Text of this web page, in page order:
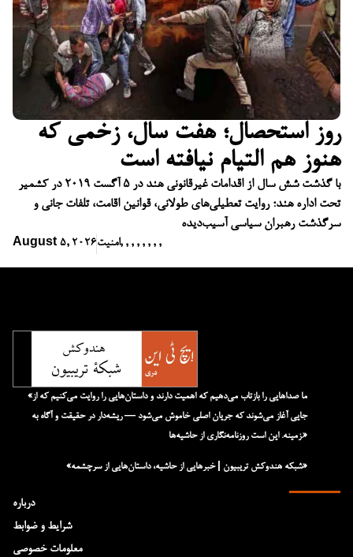
روز استحصال؛ هفت سال، زخمی که
هنوز هم التیام نیافته است
با گذشت شش سال از اقدامات غیرقانونی هند در ۵ آگست ۲۰۱۹ در کشمیر
تحت اداره هند؛ روایت تعطیلی‌های طولانی، قوانین اقامت، تلفات جانی و
سرگذشت رهبران سیاسی آسیب‌دیده
August 5, 2026امنیت, , , , , , , ,
درباره
شرایط و ضوابط
معلومات خصوصی
«ما صداهایی را بازتاب می‌دهیم که اهمیت دارند و داستان‌هایی را روایت می‌کنیم که از
جایی آغاز می‌شوند که جریان اصلی خاموش می‌شود — ریشه‌دار در حقیقت و آگاه به
زمینه. این است روزنامه‌نگاری از حاشیه‌ها.»
«شبکه هند‌و‌کش تریبیون | خبرهایی از حاشیه، داستان‌هایی از سرچشمه»